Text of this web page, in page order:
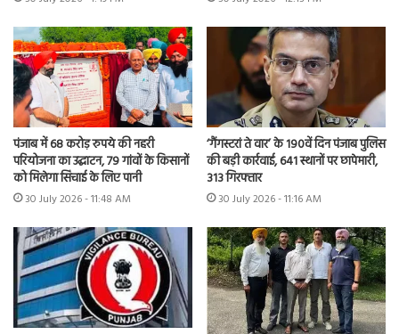
पंजाब में 68 करोड़ रुपये की नहरी
परियोजना का उद्घाटन, 79 गांवों के किसानों
को मिलेगा सिंचाई के लिए पानी
30 July 2026 - 11:48 AM
‘गैंगस्टरां ते वार’ के 190वें दिन पंजाब पुलिस
की बड़ी कार्रवाई, 641 स्थानों पर छापेमारी,
313 गिरफ्तार
30 July 2026 - 11:16 AM